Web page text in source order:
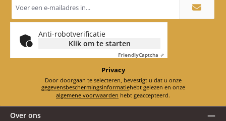
mailadres
Anti-robotverificatie
Klik om te starten
FriendlyCaptcha ⇗
Privacy
Door doorgaan te selecteren, bevestigt u dat u onze
gegevensbeschermingsinformatie
hebt gelezen en onze
algemene voorwaarden hebt geaccepteerd.
Over ons